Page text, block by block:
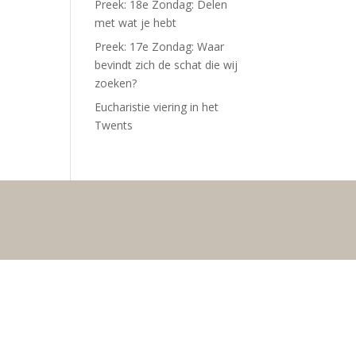
Preek: 18e Zondag: Delen
met wat je hebt
Preek: 17e Zondag: Waar
bevindt zich de schat die wij
zoeken?
Eucharistie viering in het
Twents